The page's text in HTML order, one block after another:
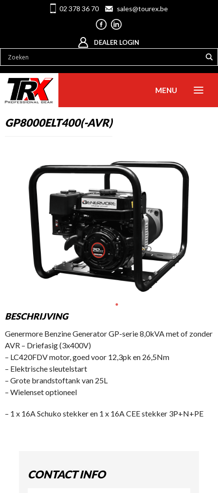
02 378 36 70 sales@tourex.be
DEALER LOGIN
MENU
GP8000ELT400(-AVR)
BESCHRIJVING
Genermore Benzine Generator GP-serie 8,0kVA met of zonder
AVR – Driefasig (3x400V)
– LC420FDV motor, goed voor 12,3pk en 26,5Nm
– Elektrische sleutelstart
– Grote brandstoftank van 25L
– Wielenset optioneel
– 1 x 16A Schuko stekker en 1 x 16A CEE stekker 3P+N+PE
CONTACT INFO